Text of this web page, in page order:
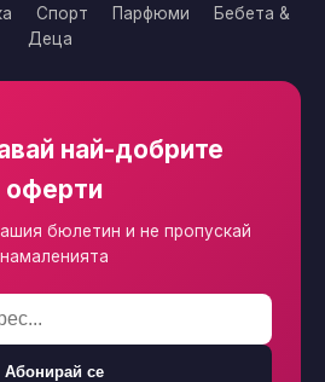
Спорт Парфюми
Бебета &
Деца
най-добрите
оферти
бюлетин и не пропускай
намаленията
Абонирай се